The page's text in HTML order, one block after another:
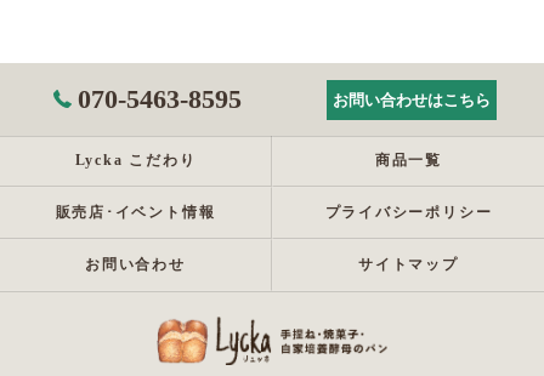
070-5463-8595 お問い合わせはこちら
Lycka こだわり 商品一覧
販売店･イベント情報 プライバシーポリシー
お問い合わせ サイトマップ